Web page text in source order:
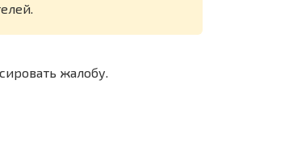
жалобу.